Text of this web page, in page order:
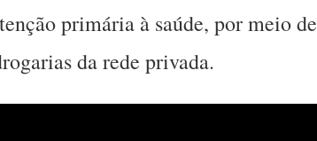
primária à saúde, por meio de
da rede privada.